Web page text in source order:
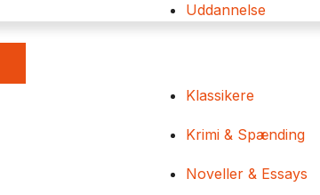
Uddannelse
Klassikere
Krimi & Spænding
Noveller & Essays